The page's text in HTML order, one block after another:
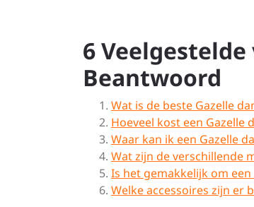
6
Beantwoord
Wat is de beste Gazelle
Hoeveel kost een Gazelle
Waar kan ik een Gazelle
Wat zijn de verschillende
Is het gemakkelijk om
Welke accessoires zijn er